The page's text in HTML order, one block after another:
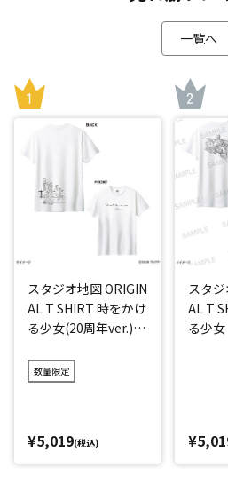
一覧へ
スタジオ地図 ORIGIN
AL T SHIRT 時をかけ
る少女(20周年ver.)
数量限定
¥5,019(税込)
スタ
AL T
る少